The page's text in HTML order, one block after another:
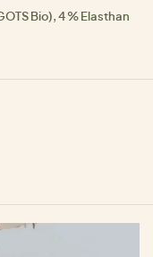
Bio), 4 % Elasthan